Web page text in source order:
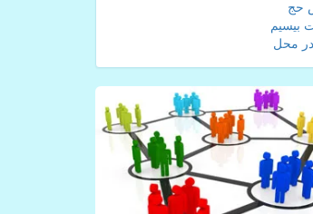
حج
بیسیم
در محل